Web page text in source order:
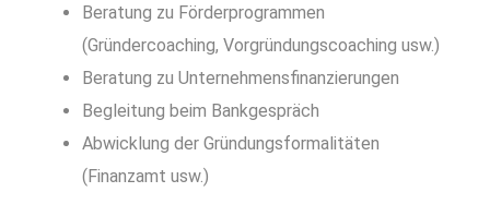
Beratung zu Förderprogrammen
(Gründercoaching, Vorgründungscoaching usw.)
Beratung zu Unternehmensfinanzierungen
Begleitung beim Bankgespräch
Abwicklung der Gründungsformalitäten
(Finanzamt usw.)